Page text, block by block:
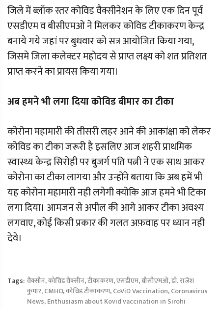
जिले में ब्लॉक स्तर कोविड वैक्सीनेशन के लिए एक दिन पूर्व
एसडीएम व बीसीएमओ ने मिलकर कोविड टीकाकरण केन्द्र
बनाये गये जहां पर बुधवार को सत्र आयोजित किया गया,
जिसमे जिला कलेक्टर महोदय से प्राप्त लक्ष्य को शत प्रतिशत
प्राप्त करने का प्रायस किया गया।
अब हमने भी लगा दिया कोविड बीमार का टीका
कोरोना महामारी की तीसरी लहर आने की आकांक्षा को लेकर
कोविड का टीका जरूरी है इसलिए आज शहरी प्राथमिक
स्वास्थ्य केन्द्र सिरोही पर बुजर्ग पति पत्नी ने एक साथ आकर
कोरोना का टीका लागया और उन्होंने बताया कि अब हमें भी
यह कोरोना महामारी नही लगेगी क्योकि आज हमने भी टिका
लगा दिया। आमजन से अपील की आगे आकर टीका अवश्य
लगवाए, कोई किसी प्रकार की गलत अफ़वाह पर ध्यान नही
देवे।
Tags: वैक्सीन,कोविड वैक्सीन,टीकाकरण,एसडीएम,बीसीएमओ,डॉ. राजेश
कुमार,CMHO,कोविड टीकाकरण,CoViD Vaccination,Coronavirus
News,Enthusiasm about Kovid vaccination in Sirohi